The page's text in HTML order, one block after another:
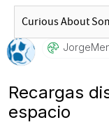
Recargas
espacio